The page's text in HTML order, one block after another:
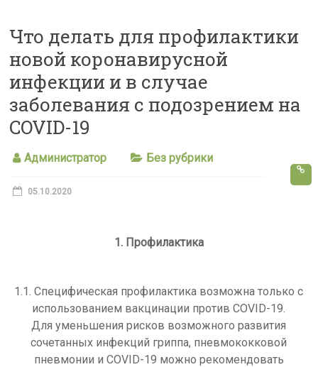
Что делать для профилактики
новой коронавирусной
инфекции и в случае
заболевания с подозрением на
COVID-19
Администратор Без рубрики
05.10.2020
1. Профилактика
1.1. Специфическая профилактика возможна только с
использованием вакцинации против COVID-19.
Для уменьшения рисков возможного развития
сочетанных инфекций гриппа, пневмококковой
пневмонии и COVID-19 можно рекомендовать
s
k